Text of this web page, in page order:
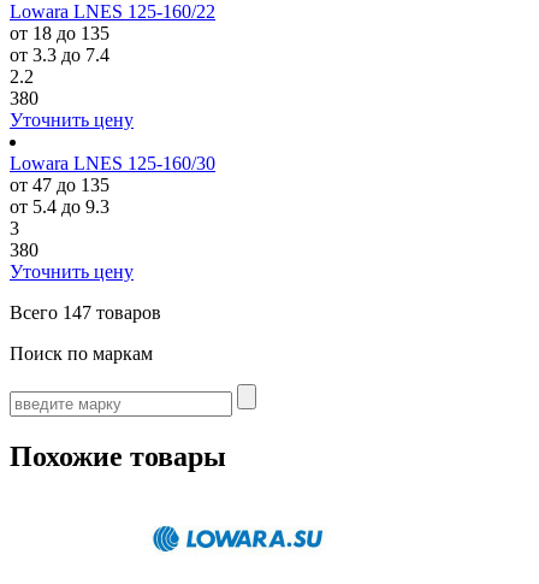
Lowara LNES 125-160/22
от 18 до 135
от 3.3 до 7.4
2.2
380
Уточнить цену
Lowara LNES 125-160/30
от 47 до 135
от 5.4 до 9.3
3
380
Уточнить цену
Всего 147 товаров
Поиск по маркам
Похожие товары